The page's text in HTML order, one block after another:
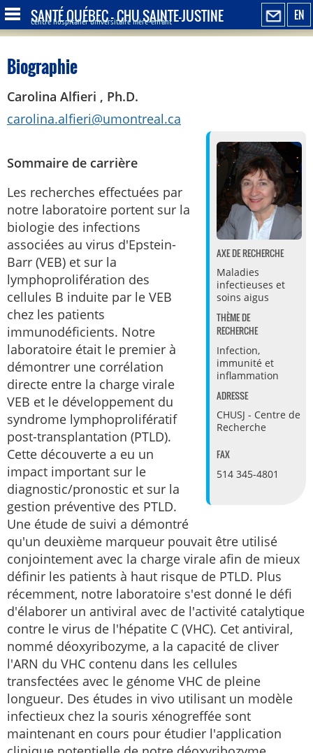
EN
SANTÉ QUÉBEC - CHU SAINTE-JUSTINE
Centre hospitalier universitaire mère-enfant
Biographie
Carolina Alfieri , Ph.D.
carolina.alfieri@umontreal.ca
AXE DE RECHERCHE
Maladies
infectieuses et
soins aigus
THÈME DE
RECHERCHE
Infection,
immunité et
inflammation
ADRESSE
CHUSJ - Centre de
Recherche
FAX
514 345-4801
Sommaire de carrière
Les recherches effectuées par
notre laboratoire portent sur la
biologie des infections
associées au virus d'Epstein-
Barr (VEB) et sur la
lymphoprolifération des
cellules B induite par le VEB
chez les patients
immunodéficients. Notre
laboratoire était le premier à
démontrer une corrélation
directe entre la charge virale
VEB et le développement du
syndrome lymphoprolifératif
post-transplantation (PTLD).
Cette découverte a eu un
impact important sur le
diagnostic/pronostic et sur la
gestion préventive des PTLD.
Une étude de suivi a démontré
qu'un deuxième marqueur pouvait être utilisé
conjointement avec la charge virale afin de mieux
définir les patients à haut risque de PTLD. Plus
récemment, notre laboratoire s'est donné le défi
d'élaborer un antiviral avec de l'activité catalytique
contre le virus de l'hépatite C (VHC). Cet antiviral,
nommé déoxyribozyme, a la capacité de cliver
l'ARN du VHC contenu dans les cellules
transfectées avec le génome VHC de pleine
longueur. Des études in vivo utilisant un modèle
infectieux chez la souris xénogreffée sont
maintenant en cours pour étudier l'application